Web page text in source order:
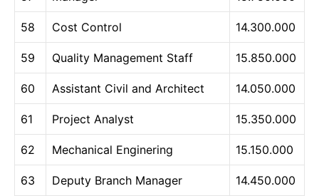
58 Cost Control 14.300.000
59 Quality Management Staff 15.850.000
60 Assistant Civil and Architect 14.050.000
61 Project Analyst 15.350.000
62 Mechanical Enginering 15.150.000
63 Deputy Branch Manager 14.450.000